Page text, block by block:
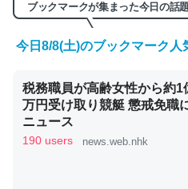
くらい。小説でいう「ずっと
ど、短期記憶というには多い
かりやすく強くなりそう
─GPTの仕組みと限界についての
ブックマークが集まった今日の話
今日8/8(土)のブックマーク人
税務職員が高齢女性から約1
万円受け取り競艇 懲戒免職
ニュース
190 users news.web.nhk